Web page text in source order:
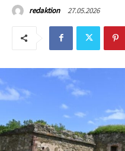
redaktion 27.05.2026